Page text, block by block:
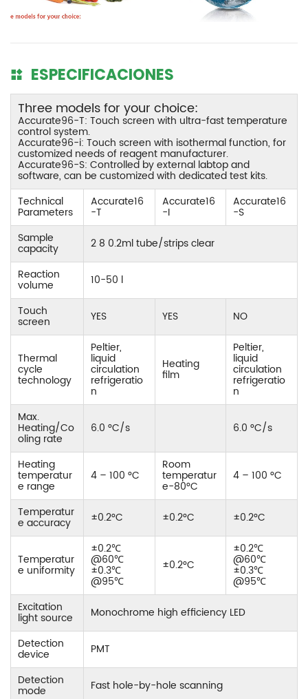
ESPECIFICACIONES
Three models for your choice:
Accurate96-T: Touch screen with ultra-fast temperature
control system.
Accurate96-i: Touch screen with isothermal function, for
customized needs of reagent manufacturer.
Accurate96-S: Controlled by external labtop and
software, can be customized with dedicated test kits.
Technical
Parameters
Accurate16
-T
Accurate16
-I
Accurate16
-S
Sample
capacity 2 8 0.2ml tube/strips clear
Reaction
volume 10-50 l
Touch
screen YES YES NO
Thermal
cycle
technology
Peltier,
liquid
circulation
refrigeratio
n
Heating
film
Peltier,
liquid
circulation
refrigeratio
n
Max.
Heating/Co
oling rate
6.0 °C/s 6.0 °C/s
Heating
temperatur
e range
4 – 100 °C
Room
temperatur
e-80°C
4 – 100 °C
Temperatur
e accuracy ±0.2°C ±0.2°C ±0.2°C
Temperatur
e uniformity
±0.2℃
@60℃
±0.3℃
@95℃
±0.2°C
±0.2℃
@60℃
±0.3℃
@95℃
Excitation
light source Monochrome high efficiency LED
Detection
device PMT
Detection
mode Fast hole-by-hole scanning